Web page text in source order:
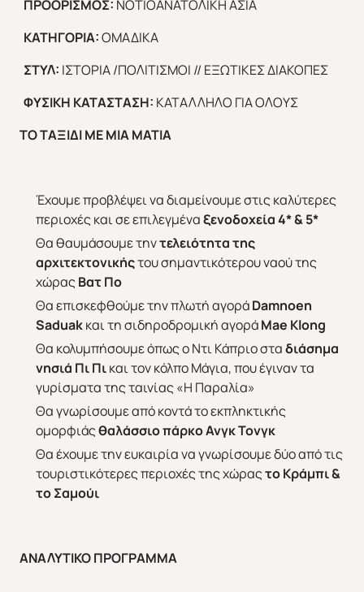
ΠΡΟΟΡΙΣΜΟΣ: ΝΟΤΙΟΑΝΑΤΟΛΙΚΗ ΑΣΙΑ
ΚΑΤΗΓΟΡΙΑ:ΟΜΑΔΙΚΑ
ΣΤΥΛ: ΙΣΤΟΡΙΑ /ΠΟΛΙΤΙΣΜΟΙ // ΕΞΩΤΙΚΕΣ ΔΙΑΚΟΠΕΣ
ΦΥΣΙΚΗ ΚΑΤΑΣΤΑΣΗ: ΚΑΤΑΛΛΗΛΟ ΓΙΑ ΟΛΟΥΣ
ΤΟ ΤΑΞΙΔΙ ΜΕ ΜΙΑ ΜΑΤΙΑ
Έχουμε προβλέψει να διαμείνουμε στις καλύτερες
περιοχές και σε επιλεγμέναξενοδοχεία 4* & 5*
Θα θαυμάσουμε τηντελειότητα της
αρχιτεκτονικήςτου σημαντικότερου ναού της
χώραςΒατ Πο
Θα επισκεφθούμε την πλωτή αγοράDamnoen
Saduakκαι τη σιδηροδρομική αγοράMae Klong
Θα κολυμπήσουμε όπως ο Ντι Κάπριο σταδιάσημα
νησιά Πι Πικαι τον κόλπο Μάγια, που έγιναν τα
γυρίσματα της ταινίας «Η Παραλία»
Θα γνωρίσουμε από κοντά το εκπληκτικής
ομορφιάςθαλάσσιο πάρκο Ανγκ Τονγκ
Θα έχουμε την ευκαιρία να γνωρίσουμε δύο από τις
τουριστικότερες περιοχές της χώραςτο Κράμπι &
το Σαμούι
ΑΝΑΛΥΤΙΚΟ ΠΡΟΓΡΑΜΜΑ